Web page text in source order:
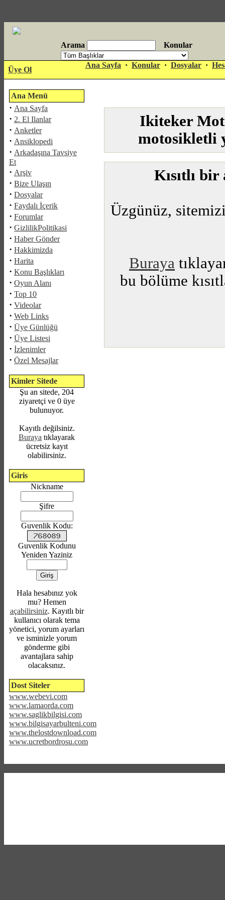
Arama Konular
Üye Ol
antalya
Ana Sayfa · Konular · Dosyalar ·
Ana Menü
· Ana Sayfa
· 2. El Ilanlar
· Anketler
· Ansiklopedi
· Arkadaşına Tavsiye
Et
· Arşiv
· Bize Ulaşın
· Dosyalar
· Faydalı İçerik
· Forumlar
· GizlilikPolitikasi
· Haber Gönder
· Hakkimizda
· Harita
· Konu Başlıkları
· Oyun Alanı
· Top 10
· Videolar
· Web Links
· Üye Günlüğü
· Üye Listesi
· İzlenimler
· Özel Mesajlar
Kimler Sitede
Şu an sitede, 204
ziyaretçi ve 0 üye
bulunuyor.
Kayıtlı değilsiniz.
Buraya tıklayarak
ücretsiz kayıt
olabilirsiniz.
Giris
Nickname
Şifre
Guvenlik Kodu:
Guvenlik Kodunu
Yeniden Yaziniz
Hala hesabınız yok
mu? Hemen
açabilirsiniz. Kayıtlı bir
kullanıcı olarak tema
yönetici, yorum ayarları
ve isminizle yorum
gönderme gibi
avantajlara sahip
olacaksınız.
Dost Siteler
www.webevi.com
www.lamaorda.com
www.saglikbilgisi.com
www.bilgisayarbulteni.com
www.thelostdownload.com
www.ucretbordrosu.com
Ikiteker
motosikletli
Kısıtlı
Üzgünüz,
Buraya
bu bölüme